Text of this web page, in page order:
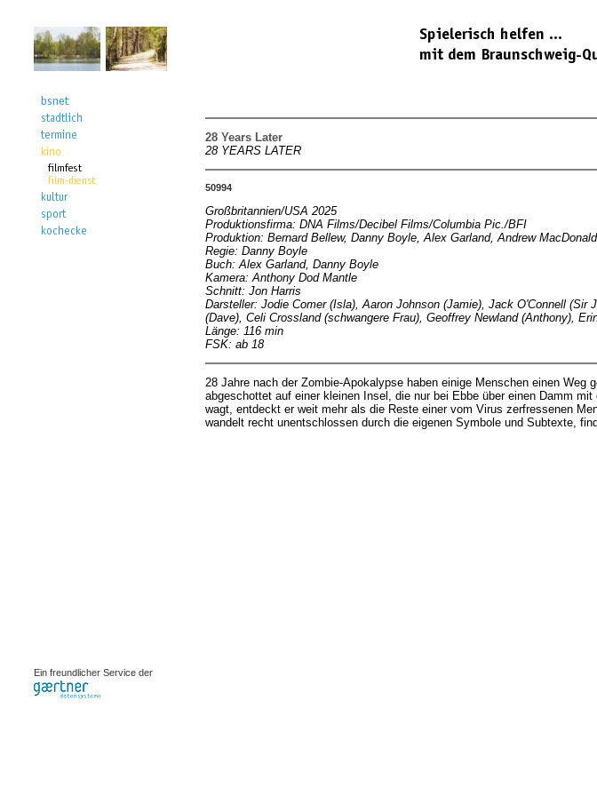
28 Years Later
28 YEARS LATER
50994
Großbritannien/USA 2025
Produktionsfirma: DNA Films/Decibel Films/Columbia Pic./BFI
Produktion: Bernard Bellew, Danny Boyle, Alex Garland, Andrew
Regie: Danny Boyle
Buch: Alex Garland, Danny Boyle
Kamera: Anthony Dod Mantle
Schnitt: Jon Harris
Darsteller: Jodie Comer (Isla), Aaron Johnson (Jamie), Jack O'Connell
(Dave), Celi Crossland (schwangere Frau), Geoffrey Newland (Anthony),
Länge: 116 min
FSK: ab 18
28 Jahre nach der Zombie-Apokalypse haben einige Menschen einen
abgeschottet auf einer kleinen Insel, die nur bei Ebbe über einen Damm
wagt, entdeckt er weit mehr als die Reste einer vom Virus zerfressenen
wandelt recht unentschlossen durch die eigenen Symbole und Subtexte,
Ein freundlicher Service der